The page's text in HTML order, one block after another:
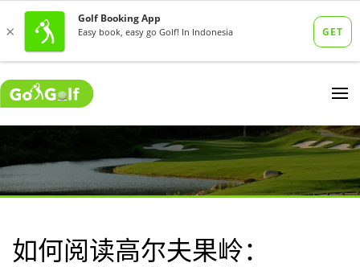
如何阅读高尔夫果岭：